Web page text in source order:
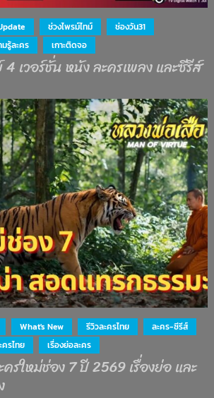
ช่วงไพรม์ไทม์
ช่องวัน31
รู้ละคร เกาะติดจอ
เวอร์ชั่น หนัง ละครเพลง และซีรีส์
What's New รีวิวละครไทย
ละคร-ซีรีส์
รไทย เรื่องย่อละคร
รใหม่ช่อง 7 ปี 2569 เรื่องย่อ และ